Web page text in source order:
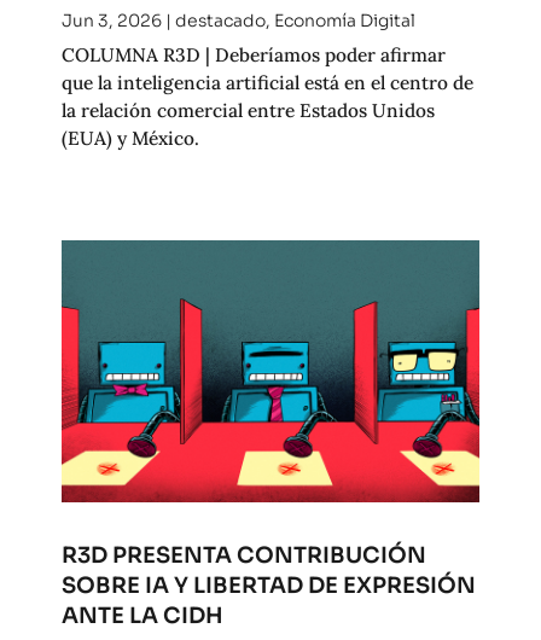
Jun 3, 2026| destacado, Economía Digital
COLUMNA R3D | Deberíamos poder afirmar
que la inteligencia artificial está en el centro de
la relación comercial entre Estados Unidos
(EUA) y México.
R3D PRESENTA CONTRIBUCIÓN
SOBRE IA Y LIBERTAD DE EXPRESIÓN
ANTE LA CIDH